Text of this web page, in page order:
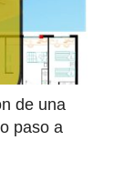
de una
paso a